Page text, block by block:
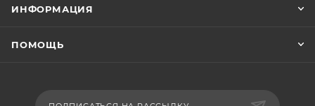
ИНФОРМАЦИЯ
ПОМОЩЬ